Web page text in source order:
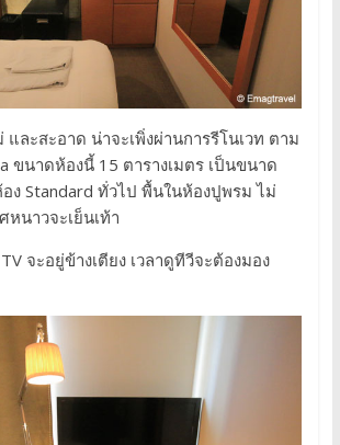
ละสะอาด น่าจะเพิ่งผ่านการรีโนเวท ตาม
ขนาดห้องนี้ 15 ตารางเมตร เป็นขนาด
ง Standard ทั่วไป พื้นในห้องปูพรม ไม่
หนาวจะเย็นเท้า
จะอยู่ข้างเตียง เวลาดูทีวีจะต้องมอง